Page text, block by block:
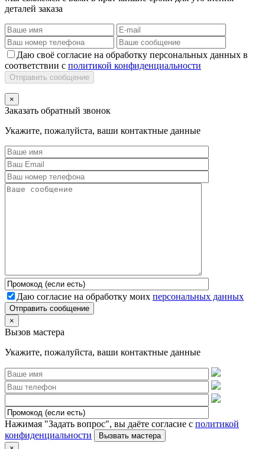
деталей заказа
Даю своё согласие на обработку персональных данных в
соответствии с политикой конфиденциальности
Отправить сообщение
×
Заказать обратный звонок
Укажите, пожалуйста, ваши контактные данные
Даю согласие на обработку моих персональных данных
Отправить сообщение
×
Вызов мастера
Укажите, пожалуйста, ваши контактные данные
Нажимая "Задать вопрос", вы даёте согласие с политикой
конфиденциальности